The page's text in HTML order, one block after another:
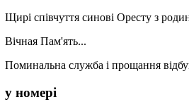
Щирі співчуття синові Оресту з
Вічная Пам'ять...
Поминальна служба і прощання
у номері